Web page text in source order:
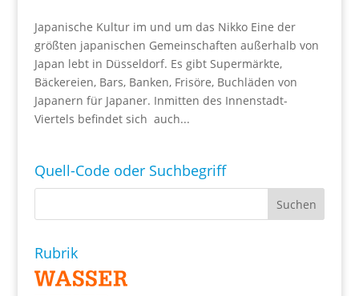
Japanische Kultur im und um das Nikko Eine der
größten japanischen Gemeinschaften außerhalb von
Japan lebt in Düsseldorf. Es gibt Supermärkte,
Bäckereien, Bars, Banken, Frisöre, Buchläden von
Japanern für Japaner. Inmitten des Innenstadt-
Viertels befindet sich auch...
Quell-Code oder Suchbegriff
Rubrik